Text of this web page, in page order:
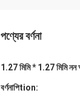
পণ্যের বর্ণনা
1.27 মিমি * 1.27 মিমি নন
বর্ণনাপিtion: